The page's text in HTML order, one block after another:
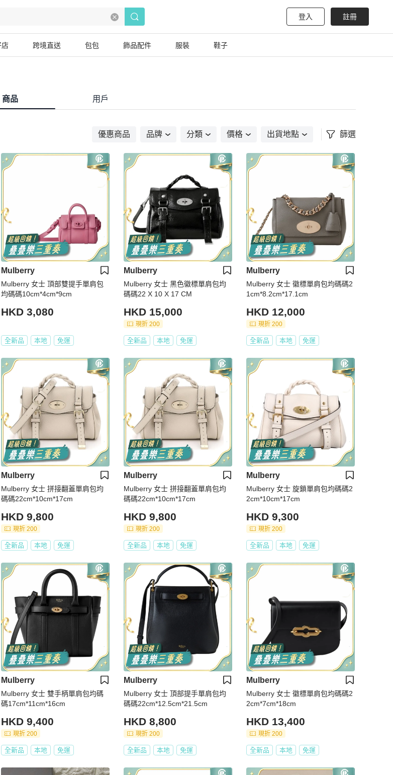
登入 註冊
店 跨境直送 包包 飾品配件 服裝 鞋子
商品 用戶
優惠商品 品牌 分類 價格 出貨地點 篩選
Mulberry
Mulberry 女士 頂部雙提手單肩包
均碼碼10cm*4cm*9cm
HKD 3,080
全新品 本地 免運
Mulberry
Mulberry 女士 黑色徽標單肩包均
碼碼22 X 10 X 17 CM
HKD 15,000
現折 200
全新品 本地 免運
Mulberry
Mulberry 女士 徽標單肩包均碼碼2
1cm*8.2cm*17.1cm
HKD 12,000
現折 200
全新品 本地 免運
Mulberry
Mulberry 女士 拼接翻蓋單肩包均
碼碼22cm*10cm*17cm
HKD 9,800
現折 200
全新品 本地 免運
Mulberry
Mulberry 女士 拼接翻蓋單肩包均
碼碼22cm*10cm*17cm
HKD 9,800
現折 200
全新品 本地 免運
Mulberry
Mulberry 女士 旋鎖單肩包均碼碼2
2cm*10cm*17cm
HKD 9,300
現折 200
全新品 本地 免運
Mulberry
Mulberry 女士 雙手柄單肩包均碼
碼17cm*11cm*16cm
HKD 9,400
現折 200
全新品 本地 免運
Mulberry
Mulberry 女士 頂部提手單肩包均
碼碼22cm*12.5cm*21.5cm
HKD 8,800
現折 200
全新品 本地 免運
Mulberry
Mulberry 女士 徽標單肩包均碼碼2
2cm*7cm*18cm
HKD 13,400
現折 200
全新品 本地 免運